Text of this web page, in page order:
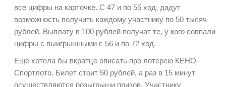
все цифры на карточке. С 47 и по 55 ход, дадут
возможность получить каждому участнику по 50 тысяч
рублей. Выплату в 100 рублей получат те, у кого совпали
цифры с выигрышными с 56 и по 72 ход.
Еще хотела бы вкратце описать про лотерею КЕНО-
Спортлото. Билет стоит 50 рублей, а раз в 15 минут
осуществляются розыгрыши призов. Участнику